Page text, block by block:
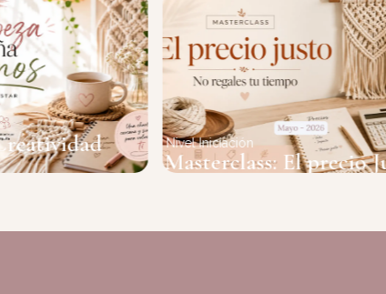
Nivel Iniciación
Masterclass: El precio Justo